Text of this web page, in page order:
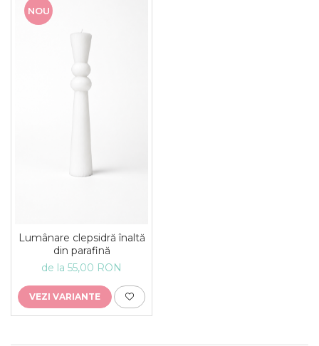
NOU
Lumânare clepsidră înaltă
din parafină
de la 55,00 RON
VEZI VARIANTE